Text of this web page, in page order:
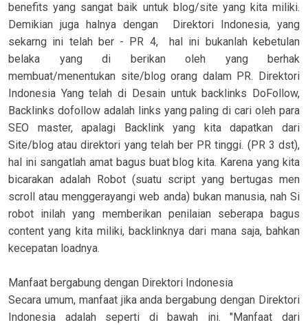
benefits yang sangat baik untuk blog/site yang kita miliki.
Demikian juga halnya dengan Direktori Indonesia, yang
sekarng ini telah ber - PR 4, hal ini bukanlah kebetulan
belaka yang di berikan oleh yang berhak
membuat/menentukan site/blog orang dalam PR. Direktori
Indonesia Yang telah di Desain untuk backlinks DoFollow,
Backlinks dofollow adalah links yang paling di cari oleh para
SEO master, apalagi Backlink yang kita dapatkan dari
Site/blog atau direktori yang telah ber PR tinggi. (PR 3 dst),
hal ini sangatlah amat bagus buat blog kita. Karena yang kita
bicarakan adalah Robot (suatu script yang bertugas men
scroll atau menggerayangi web anda) bukan manusia, nah Si
robot inilah yang memberikan penilaian seberapa bagus
content yang kita miliki, backlinknya dari mana saja, bahkan
kecepatan loadnya.
Manfaat bergabung dengan Direktori Indonesia
Secara umum, manfaat jika anda bergabung dengan Direktori
Indonesia adalah seperti di bawah ini. "Manfaat dari